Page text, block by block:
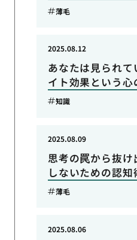
薄毛
あなたは見られて
イト効果という心
2025.08.12
知識
思考の罠から抜
しないための認知
2025.08.09
薄毛
2025.08.06